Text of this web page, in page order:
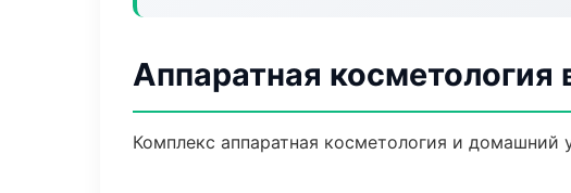
Аппаратная косметология
Комплекс аппаратная косметология и